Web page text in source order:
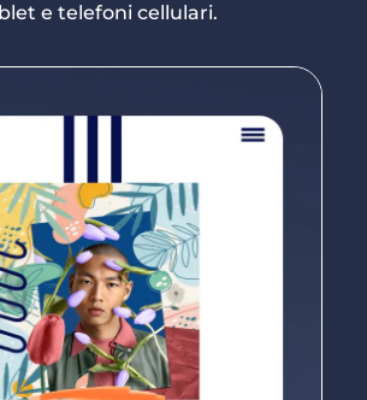
e telefoni cellulari.